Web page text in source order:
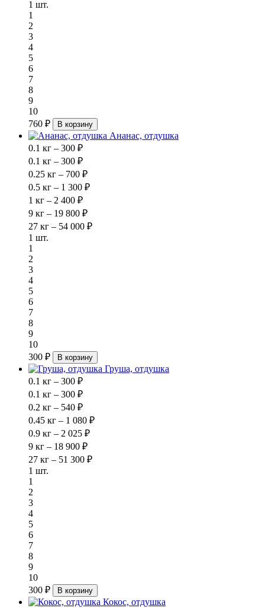
1 шт.
1
2
3
4
5
6
7
8
9
10
760 ₽
В корзину
Ананас, отдушка
0.1 кг – 300 ₽
0.1 кг – 300 ₽
0.25 кг – 700 ₽
0.5 кг – 1 300 ₽
1 кг – 2 400 ₽
9 кг – 19 800 ₽
27 кг – 54 000 ₽
1 шт.
1
2
3
4
5
6
7
8
9
10
300 ₽
В корзину
Груша, отдушка
0.1 кг – 300 ₽
0.1 кг – 300 ₽
0.2 кг – 540 ₽
0.45 кг – 1 080 ₽
0.9 кг – 2 025 ₽
9 кг – 18 900 ₽
27 кг – 51 300 ₽
1 шт.
1
2
3
4
5
6
7
8
9
10
300 ₽
В корзину
Кокос, отдушка